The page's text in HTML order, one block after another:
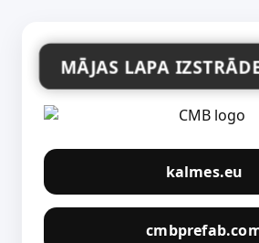
MĀJAS LAPA
kalmes.eu